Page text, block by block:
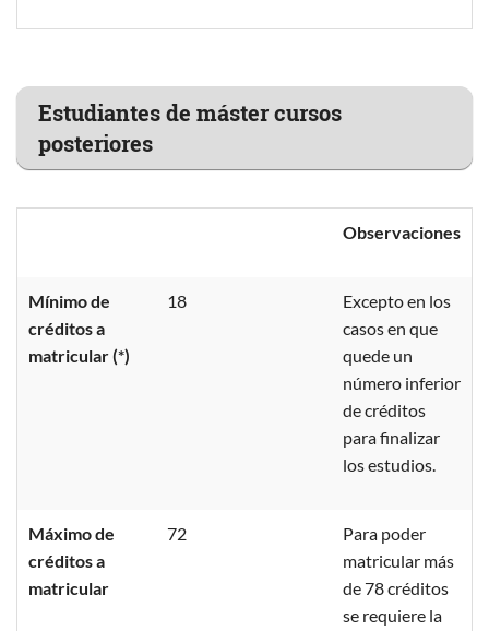
Estudiantes de máster cursos
posteriores
Observaciones
Mínimo de
créditos a
matricular (*)
18
Excepto en los
casos en que
quede un
número inferior
de créditos
para finalizar
los estudios.
Máximo de
créditos a
matricular
72
Para poder
matricular más
de 78 créditos
se requiere la